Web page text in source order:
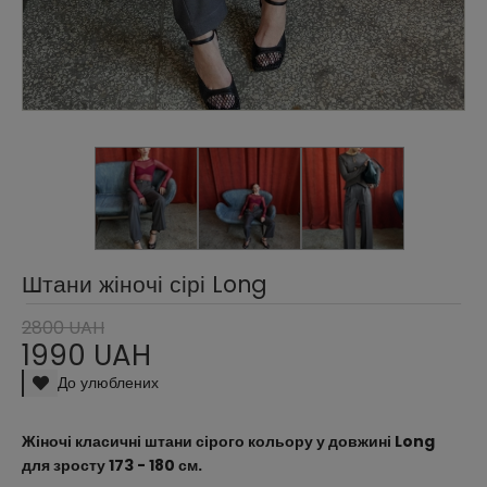
Штани жіночі сірі Long
1990 UAH
2800 UAH
До улюблених
Жіночі класичні штани сірого кольору у довжині Long
для зросту 173 - 180 см.